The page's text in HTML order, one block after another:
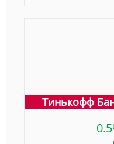
Тинькофф